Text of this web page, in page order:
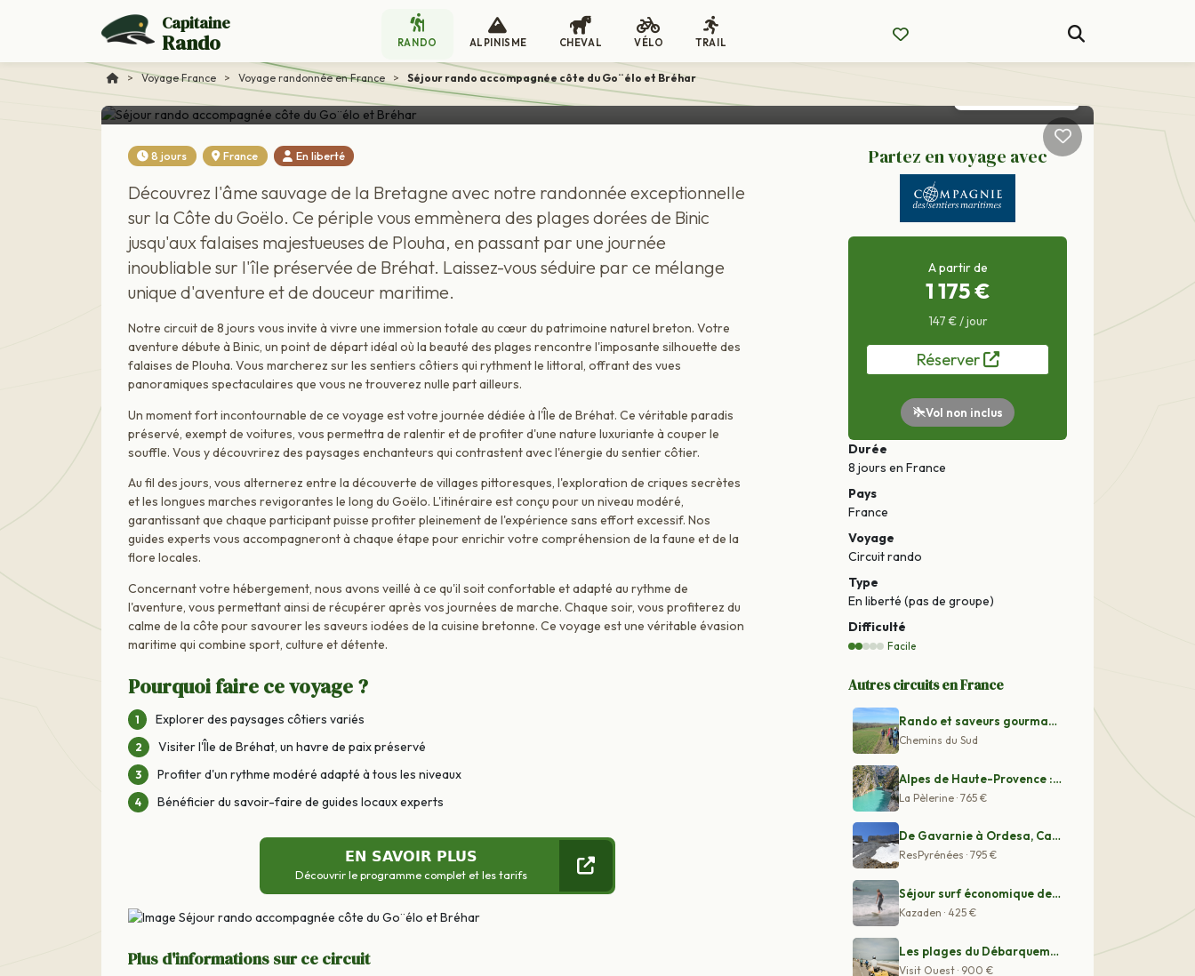
Capitaine
Rando RANDO ALPINISME CHEVAL VÉLO TRAIL
> Voyage France > Voyage randonnée en France > Séjour rando accompagnée côte du Go¨élo et Bréhar
Voyage France
Séjour rando accompagnée côte du Go¨élo et Bréhar
CIRCUIT EN LIBERTÉ
8 jours France En liberté
Découvrez l'âme sauvage de la Bretagne avec notre randonnée exceptionnelle
sur la Côte du Goëlo. Ce périple vous emmènera des plages dorées de Binic
jusqu'aux falaises majestueuses de Plouha, en passant par une journée
inoubliable sur l'île préservée de Bréhat. Laissez-vous séduire par ce mélange
unique d'aventure et de douceur maritime.
Notre circuit de 8 jours vous invite à vivre une immersion totale au cœur du patrimoine naturel breton. Votre
aventure débute à Binic, un point de départ idéal où la beauté des plages rencontre l'imposante silhouette des
falaises de Plouha. Vous marcherez sur les sentiers côtiers qui rythment le littoral, offrant des vues
panoramiques spectaculaires que vous ne trouverez nulle part ailleurs.
Un moment fort incontournable de ce voyage est votre journée dédiée à l'Île de Bréhat. Ce véritable paradis
préservé, exempt de voitures, vous permettra de ralentir et de profiter d'une nature luxuriante à couper le
souffle. Vous y découvrirez des paysages enchanteurs qui contrastent avec l'énergie du sentier côtier.
Au fil des jours, vous alternerez entre la découverte de villages pittoresques, l'exploration de criques secrètes
et les longues marches revigorantes le long du Goëlo. L'itinéraire est conçu pour un niveau modéré,
garantissant que chaque participant puisse profiter pleinement de l'expérience sans effort excessif. Nos
guides experts vous accompagneront à chaque étape pour enrichir votre compréhension de la faune et de la
flore locales.
Concernant votre hébergement, nous avons veillé à ce qu'il soit confortable et adapté au rythme de
l'aventure, vous permettant ainsi de récupérer après vos journées de marche. Chaque soir, vous profiterez du
calme de la côte pour savourer les saveurs iodées de la cuisine bretonne. Ce voyage est une véritable évasion
maritime qui combine sport, culture et détente.
Pourquoi faire ce voyage ?
Explorer des paysages côtiers variés
Visiter l'Île de Bréhat, un havre de paix préservé
Profiter d'un rythme modéré adapté à tous les niveaux
Bénéficier du savoir-faire de guides locaux experts
EN SAVOIR PLUS
Découvrir le programme complet et les tarifs
Plus d'informations sur ce circuit
Partez en voyage avec
A partir de
1 175 €
147 € / jour
Réserver
Vol non inclus
Durée
8 jours en France
Pays
France
Voyage
Circuit rando
Type
En liberté (pas de groupe)
Difficulté
Facile
Autres circuits en France
Rando et saveurs gourmandes du Gers
Chemins du Sud
Alpes de Haute-Provence : Le Grand Canyon du Verdon
La Pèlerine · 765 €
De Gavarnie à Ordesa, Canyons et grands cirques, amphit
ResPyrénées · 795 €
Séjour surf économique de 8 jours à Tamraght, Morocco
Kazaden · 425 €
Les plages du Débarquement à vélo et le bocage normand
Visit Ouest · 900 €